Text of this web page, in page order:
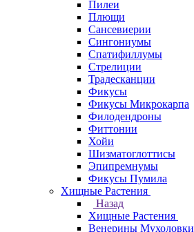
Пилеи
Плющи
Сансевиерии
Сингониумы
Спатифиллумы
Стрелиции
Традесканции
Фикусы
Фикусы Микрокарпа
Филодендроны
Фиттонии
Хойи
Шизматоглоттисы
Эпипремнумы
Фикусы Пумила
Хищные Растения
Назад
Хищные Растения
Венерины Мухоловки